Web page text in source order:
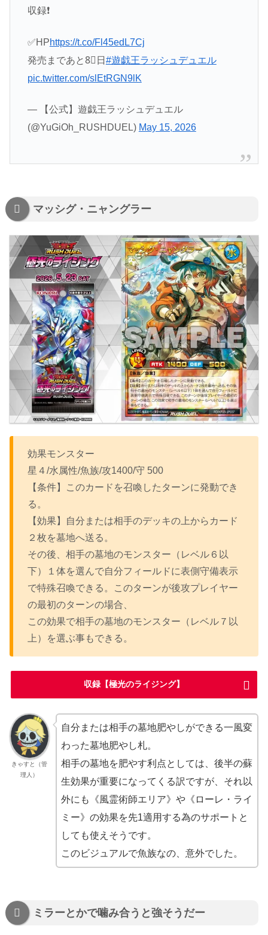
収録❗️
✅HPhttps://t.co/Fl45edL7Cj
発売まであと8⃣日 #遊戯王ラッシュデュエル
pic.twitter.com/slEtRGN9lK
— 【公式】遊戯王ラッシュデュエル
(@YuGiOh_RUSHDUEL) May 15, 2026
マッシグ・ニャングラー
効果モンスター
星４/水属性/魚族/攻1400/守 500
【条件】このカードを召喚したターンに発動でき
る。
【効果】自分または相手のデッキの上からカード
２枚を墓地へ送る。
その後、相手の墓地のモンスター（レベル６以
下）１体を選んで自分フィールドに表側守備表示
で特殊召喚できる。このターンが後攻プレイヤー
の最初のターンの場合、
この効果で相手の墓地のモンスター（レベル７以
上）を選ぶ事もできる。
収録【極光のライジング】
きゃすと（管
理人）
自分または相手の墓地肥やしができる一風変
わった墓地肥やし札。
相手の墓地を肥やす利点としては、後半の蘇
生効果が重要になってくる訳ですが、それ以
外にも《風霊術師エリア》や《ローレ・ライ
ミー》の効果を先1適用する為のサポートと
しても使えそうです。
このビジュアルで魚族なの、意外でした。
ミラーとかで噛み合うと強そうだー